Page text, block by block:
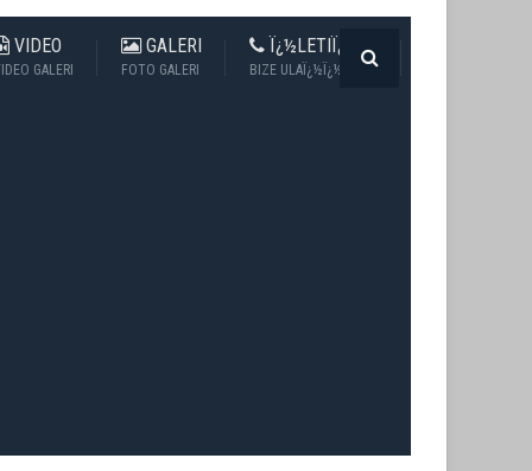
VIDEO
GALERI
GALERI
FOTO GALERI
Ï¿½LETIÏ¿½IM
BIZE ULAÏ¿½Ï¿½N